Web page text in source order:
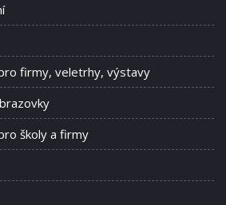
firmy, veletrhy, výstavy
školy a firmy